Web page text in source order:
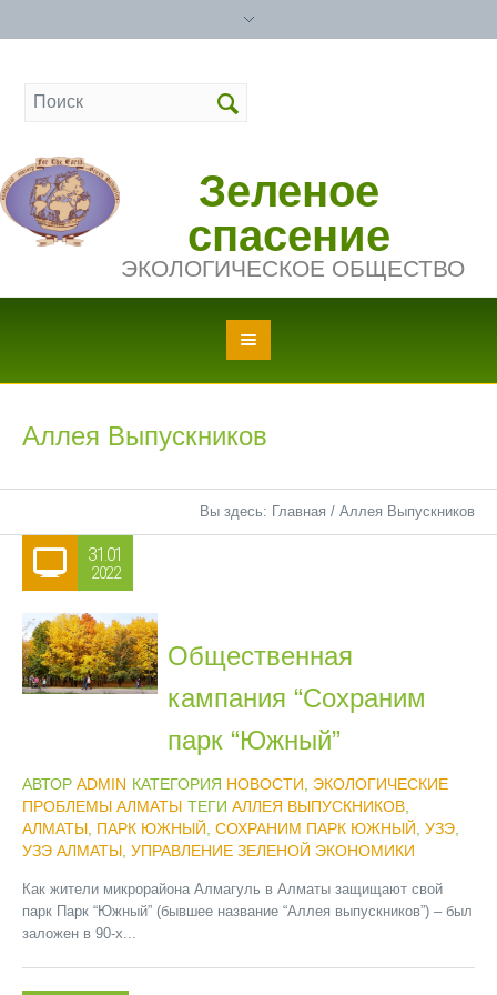
Зеленое
спасение
ЭКОЛОГИЧЕСКОЕ ОБЩЕСТВО
Аллея Выпускников
Вы здесь: Главная / Аллея Выпускников
31.01
2022
Общественная
кампания “Сохраним
парк “Южный”
АВТОР ADMIN КАТЕГОРИЯ НОВОСТИ
ЭКОЛОГИЧЕСКИЕ
ПРОБЛЕМЫ АЛМАТЫ ТЕГИ АЛЛЕЯ ВЫПУСКНИКОВ
АЛМАТЫ ПАРК ЮЖНЫЙ СОХРАНИМ ПАРК ЮЖНЫЙ УЗЭ
УЗЭ АЛМАТЫ УПРАВЛЕНИЕ ЗЕЛЕНОЙ ЭКОНОМИКИ
Как жители микрорайона Алмагуль в Алматы защищают свой
парк Парк “Южный” (бывшее название “Аллея выпускников”) – был
заложен в 90-х...